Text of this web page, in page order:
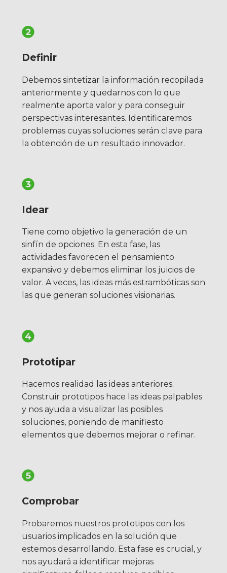
Definir
Debemos sintetizar la información recopilada
anteriormente y quedarnos con lo que
realmente aporta valor y para conseguir
perspectivas interesantes. Identificaremos
problemas cuyas soluciones serán clave para
la obtención de un resultado innovador.
Idear
Tiene como objetivo la generación de un
sinfín de opciones. En esta fase, las
actividades favorecen el pensamiento
expansivo y debemos eliminar los juicios de
valor. A veces, las ideas más estrambóticas son
las que generan soluciones visionarias.
Prototipar
Hacemos realidad las ideas anteriores.
Construir prototipos hace las ideas palpables
y nos ayuda a visualizar las posibles
soluciones, poniendo de manifiesto
elementos que debemos mejorar o refinar.
Comprobar
Probaremos nuestros prototipos con los
usuarios implicados en la solución que
estemos desarrollando. Esta fase es crucial, y
nos ayudará a identificar mejoras